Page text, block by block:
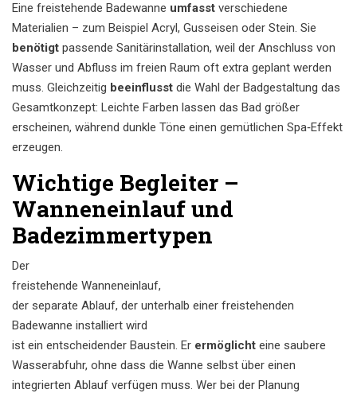
Eine freistehende Badewanne umfasst verschiedene
Materialien – zum Beispiel Acryl, Gusseisen oder Stein. Sie
benötigt passende Sanitärinstallation, weil der Anschluss von
Wasser und Abfluss im freien Raum oft extra geplant werden
muss. Gleichzeitig beeinflusst die Wahl der Badgestaltung das
Gesamtkonzept: Leichte Farben lassen das Bad größer
erscheinen, während dunkle Töne einen gemütlichen Spa‑Effekt
erzeugen.
Wichtige Begleiter –
Wanneneinlauf und
Badezimmertypen
Der
freistehende Wanneneinlauf,
der separate Ablauf, der unterhalb einer freistehenden
Badewanne installiert wird
ist ein entscheidender Baustein. Er ermöglicht eine saubere
Wasserabfuhr, ohne dass die Wanne selbst über einen
integrierten Ablauf verfügen muss. Wer bei der Planung